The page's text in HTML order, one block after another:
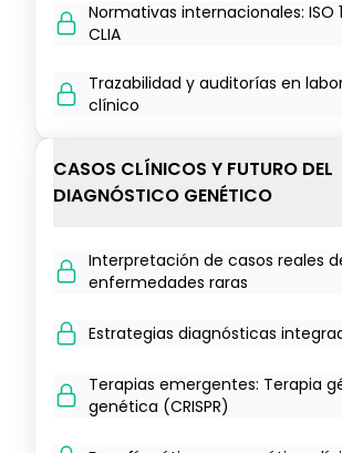
Normativas internacionales: ISO
CLIA
Trazabilidad y auditorías en
clínico
CASOS CLÍNICOS Y FUTURO DEL
DIAGNÓSTICO GENÉTICO
Interpretación de casos reales
enfermedades raras
Estrategias diagnósticas
Terapias emergentes: Terapia
genética (CRISPR)